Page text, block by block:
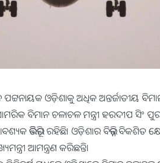
ପଟ୍ଟନାୟକ ଓଡ଼ିଶାକୁ ଅଧିକ
ବିମାନ ଚଳାଚଳ ମନ୍ତ୍ରୀ ହରଦୀପ ସିଂ
ଭିତ୍ତିଭୂମି ରହିଛି। ଓଡ଼ିଶାର ବିଭିନ୍ନ ବିକଶିତ
ଆମନ୍ତ୍ରଣ କରିଛନ୍ତି।